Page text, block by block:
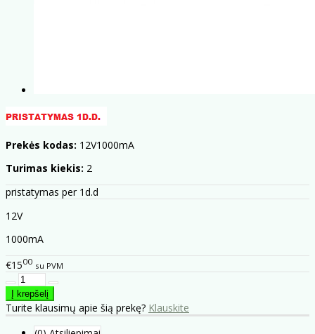
Prekės kodas: 12V1000mA
Turimas kiekis: 2
pristatymas per 1d.d
12V
1000mA
€1500 su PVM
Turite klausimų apie šią prekę? Klauskite